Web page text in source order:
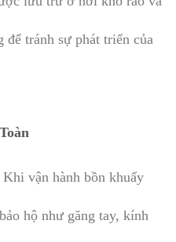
để tránh sự phát triển của
vận hành bồn khuấy
hộ như găng tay, kính